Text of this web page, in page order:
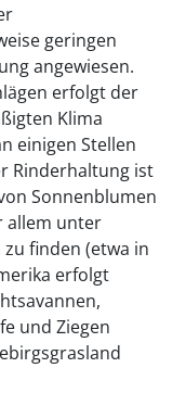
geringen
angewiesen.
erfolgt der
Klima
einigen Stellen
Rinderhaltung ist
Sonnenblumen
allem unter
finden (etwa in
erfolgt
und Ziegen